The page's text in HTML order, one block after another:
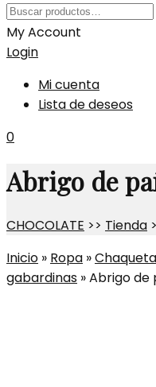
Buscar
por:
My Account
Login
Mi cuenta
Lista de deseos
0
Abrigo de
CHOCOLATE >> Tienda
Inicio » Ropa »
gabardinas »Abrigo de